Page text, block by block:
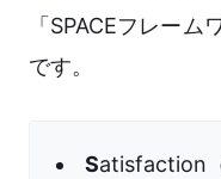
「SPACEフレー
です。
Satisfaction